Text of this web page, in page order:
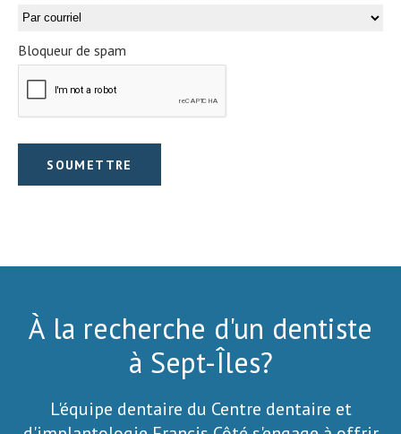
Bloqueur de spam
À la recherche d'un dentiste
à Sept-Îles?
L'équipe dentaire du Centre dentaire et